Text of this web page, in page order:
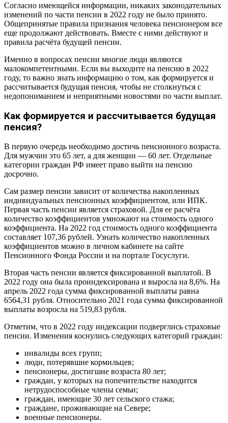
Согласно имеющейся информации, никаких законодательных
изменений по части пенсии в 2022 году не было принято.
Общепринятые правила признания человека пенсионером все
еще продолжают действовать. Вместе с ними действуют и
правила расчёта будущей пенсии.
Именно в вопросах пенсии многие люди являются
малокомпетентными. Если вы выходите на пенсию в 2022
году, то важно знать информацию о том, как формируется и
рассчитывается будущая пенсия, чтобы не столкнуться с
недопониманием и неприятными новостями по части выплат.
Как формируется и рассчитывается будущая
пенсия?
В первую очередь необходимо достичь пенсионного возраста.
Для мужчин это 65 лет, а для женщин — 60 лет. Отдельные
категории граждан РФ имеет право выйти на пенсию
досрочно.
Сам размер пенсии зависит от количества накопленных
индивидуальных пенсионных коэффициентом, или ИПК.
Первая часть пенсии является страховой. Для ее расчёта
количество коэффициентов умножают на стоимость одного
коэффициента. На 2022 год стоимость одного коэффициента
составляет 107,36 рублей. Узнать количество накопленных
коэффициентов можно в личном кабинете на сайте
Пенсионного Фонда России и на портале Госуслуги.
Вторая часть пенсии является фиксированной выплатой. В
2022 году она была проиндексирована и выросла на 8,6%. На
апрель 2022 года сумма фиксированной выплаты равна
6564,31 рубля. Относительно 2021 года сумма фиксированной
выплаты возросла на 519,83 рубля.
Отметим, что в 2022 году индексации подверглись страховые
пенсии. Изменения коснулись следующих категорий граждан:
инвалиды всех групп;
люди, потерявшие кормильцев;
пенсионеры, достигшие возраста 80 лет;
граждан, у которых на попечительстве находится
нетрудоспособные члены семьи;
граждан, имеющие 30 лет сельского стажа;
граждане, проживающие на Севере;
военные пенсионеры.